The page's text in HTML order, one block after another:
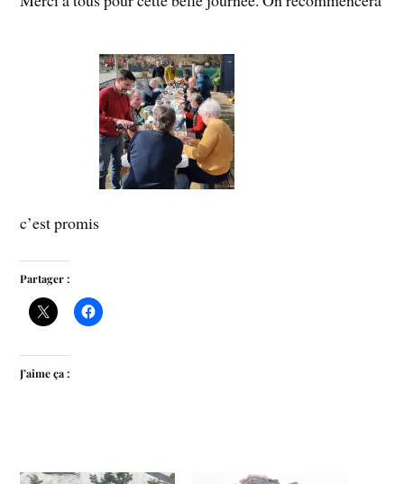
c’est promis
Partager :
J’aime ça :